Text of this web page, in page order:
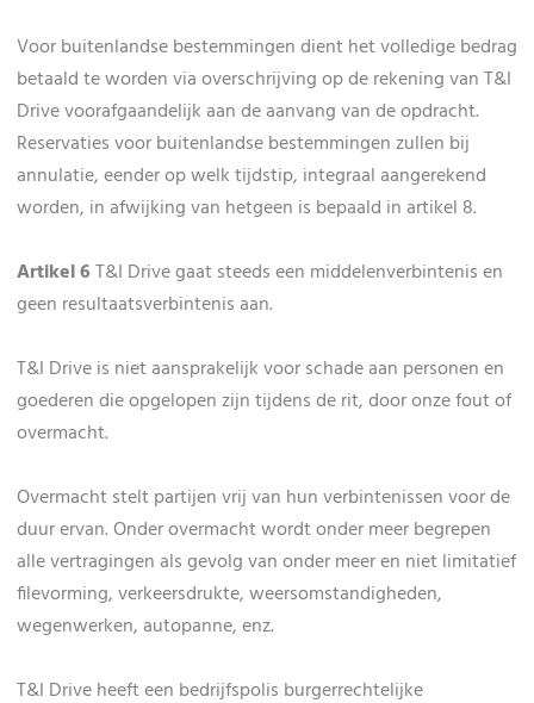
Voor buitenlandse bestemmingen dient het volledige bedrag
betaald te worden via overschrijving op de rekening van T&I
Drive voorafgaandelijk aan de aanvang van de opdracht.
Reservaties voor buitenlandse bestemmingen zullen bij
annulatie, eender op welk tijdstip, integraal aangerekend
worden, in afwijking van hetgeen is bepaald in artikel 8.
Artikel 6T&I Drive gaat steeds een middelenverbintenis en
geen resultaatsverbintenis aan.
T&I Drive is niet aansprakelijk voor schade aan personen en
goederen die opgelopen zijn tijdens de rit, door onze fout of
overmacht.
Overmacht stelt partijen vrij van hun verbintenissen voor de
duur ervan. Onder overmacht wordt onder meer begrepen
alle vertragingen als gevolg van onder meer en niet limitatief
filevorming, verkeersdrukte, weersomstandigheden,
wegenwerken, autopanne, enz.
T&I Drive heeft een bedrijfspolis burgerrechtelijke